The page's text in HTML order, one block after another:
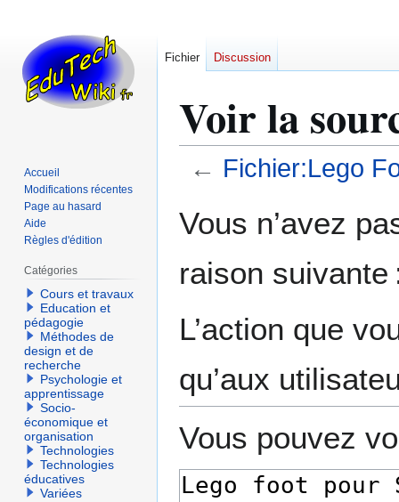
Voir la
← Fichier:Lego
à
navigation
à
recherche
Vous n’avez
raison suivante
L’action que
qu’aux
Vous pouvez
Fichier Discussion
Accueil
Modifications récentes
Page au hasard
Aide
Règles d'édition
Catégories
Cours et travaux
Education et
pédagogie
Méthodes de
design et de
recherche
Psychologie et
apprentissage
Socio-
économique et
organisation
Technologies
Technologies
éducatives
Variées